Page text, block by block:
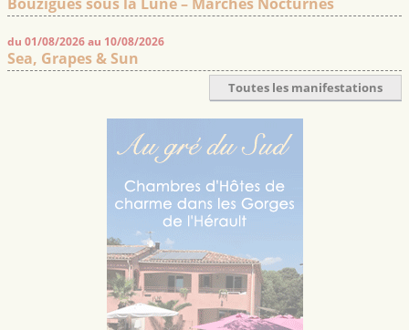
du 01/08/2026 au 10/08/2026
Sea, Grapes & Sun
Toutes les manifestations